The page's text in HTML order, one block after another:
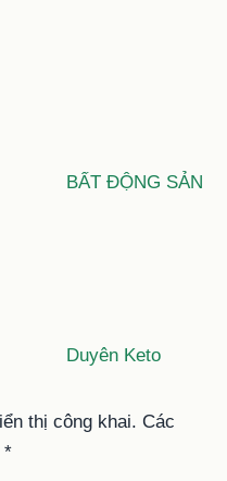
BẤT ĐỘNG SẢN
Duyên Keto
thị công khai. Các
*